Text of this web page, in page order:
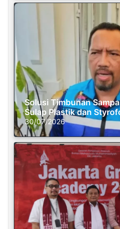
Solusi Timbunan
Sulap Plastik dan
30/07/2026